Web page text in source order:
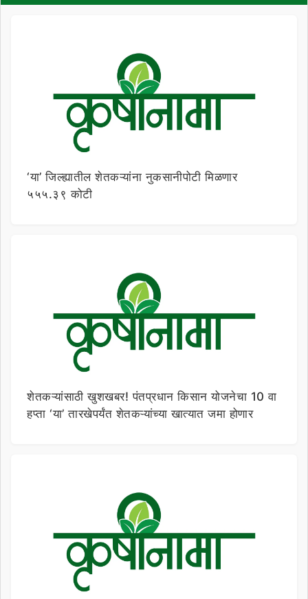
‘या’ जिल्ह्यातील शेतकऱ्यांना नुकसानीपोटी मिळणार
५५५.३९ कोटी
शेतकऱ्यांसाठी खुशखबर! पंतप्रधान किसान योजनेचा 10 वा
हप्ता ‘या’ तारखेपर्यंत शेतकऱ्यांच्या खात्यात जमा होणार